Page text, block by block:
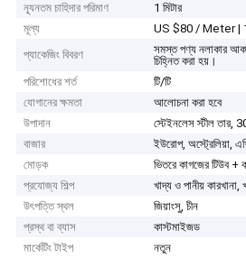
ন্যূনতম চাহিদার পরিমাণ
1 মিটার
মূল্য
US $80 / Meter |
প্যাকেজিং বিবরণ
সমস্ত পণ্য নলাকার
চিহ্নিত করা হয়।
পরিশোধের শর্ত
টি/টি
যোগানের ক্ষমতা
আলোচনা করা হবে
উপাদান
স্টেইনলেস স্টীল তার,
বাজার
ইউরোপ, অস্ট্রেলিয়া,
মোড়ক
ভিতরে কাগজের টিউব +
প্রযোজ্য শিল্প
খাদ্য ও পানীয় কারখানা,
উৎপত্তি স্থল
জিয়াংসু, চীন
প্রস্থ বা ব্যাস
কাস্টমাইজড
মার্কেটিং টাইপ
নতুন